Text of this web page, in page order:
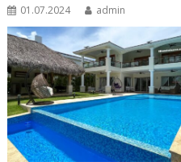
01.07.2024 admin